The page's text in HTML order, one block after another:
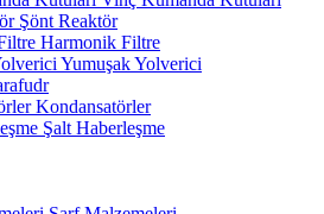
Şönt Reaktör
Harmonik Filtre
Yumuşak Yolverici
Kondansatörler
Şalt Haberleşme